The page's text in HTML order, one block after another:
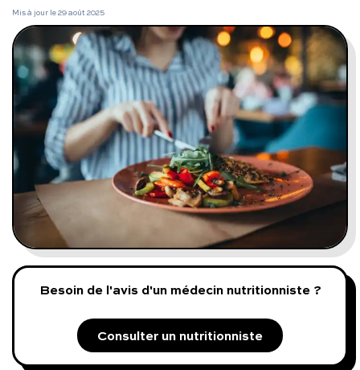
Chute de cheveux
Programmes digitaux
Comment ça marche ?
Notre approche médicale
Blog
Prenez soin de vous :
Mis à jour le29 août 2025
Besoin de l'avis d'un médecin nutritionniste ?
Consulter un nutritionniste